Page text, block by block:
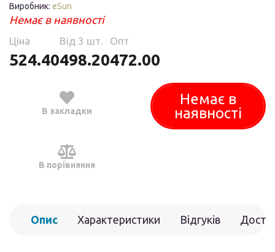
Виробник: eSun
Немає в наявності
Ціна
524.40
Від 3 шт.
498.20
Опт
472.00
В закладки
В порівняння
Немає в
наявності
Опис Характеристики Відгуків